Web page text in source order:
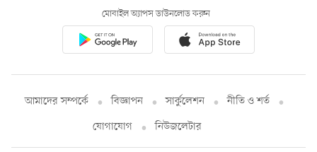
মোবাইল অ্যাপস ডাউনলোড করুন
আমাদের সম্পর্কে বিজ্ঞাপন সার্কুলেশন
নীতি ও শর্ত
যোগাযোগ
নিউজলেটার